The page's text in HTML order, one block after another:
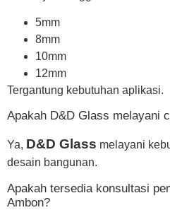
5mm
8mm
10mm
12mm
Tergantung kebutuhan aplikasi.
Apakah D&D Glass melayani
Ya, D&D Glass melayani
desain bangunan.
Apakah tersedia konsultasi
Ambon?